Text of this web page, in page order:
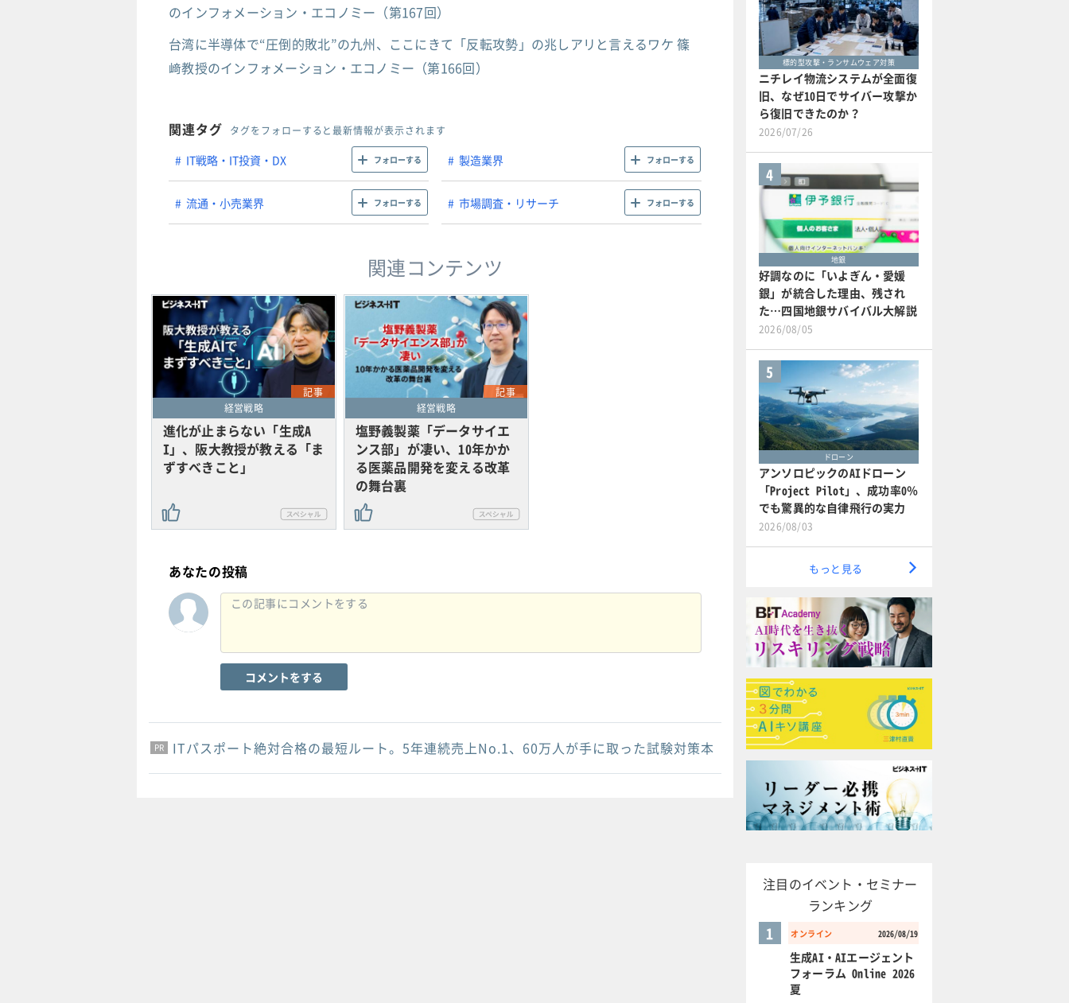
のインフォメーション・エコノミー（第167回）
台湾に半導体で“圧倒的敗北”の九州、ここにきて「反転攻勢」の兆しアリと言えるワケ 篠
﨑教授のインフォメーション・エコノミー（第166回）
関連タグ タグをフォローすると最新情報が表示されます
IT戦略・IT投資・DX フォローする 製造業界 フォローする
流通・小売業界 フォローする 市場調査・リサーチ フォローする
関連コンテンツ
記事
経営戦略
進化が止まらない「生成A
I」、阪大教授が教える「ま
ずすべきこと」
記事
経営戦略
塩野義製薬「データサイエ
ンス部」が凄い、10年かか
る医薬品開発を変える改革
の舞台裏
あなたの投稿
コメントをする
PR
PR
PR ITパスポート絶対合格の最短ルート。5年連続売上No.1、60万人が手に取った試験対策本
標的型攻撃・ランサムウェア対策
ニチレイ物流システムが全面復
旧、なぜ10日でサイバー攻撃か
ら復旧できたのか？
2026/07/26
4
地銀
好調なのに「いよぎん・愛媛
銀」が統合した理由、残され
た…四国地銀サバイバル大解説
2026/08/05
5
ドローン
アンソロピックのAIドローン
「Project Pilot」、成功率0％
でも驚異的な自律飛行の実力
2026/08/03
もっと見る
注目のイベント・セミナー
ランキング
オンライン 2026/08/19
1
生成AI・AIエージェント
フォーラム Online 2026
夏